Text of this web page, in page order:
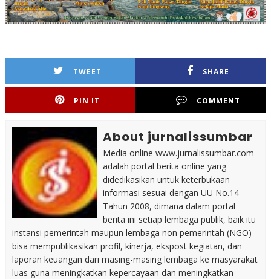
TWEET SHARE
PIN IT COMMENT
About jurnalissumbar
Media online www.jurnalissumbar.com
adalah portal berita online yang
didedikasikan untuk keterbukaan
informasi sesuai dengan UU No.14
Tahun 2008, dimana dalam portal
berita ini setiap lembaga publik, baik itu
instansi pemerintah maupun lembaga non pemerintah (NGO)
bisa mempublikasikan profil, kinerja, ekspost kegiatan, dan
laporan keuangan dari masing-masing lembaga ke masyarakat
luas guna meningkatkan kepercayaan dan meningkatkan